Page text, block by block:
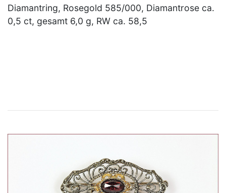
Diamantring, Rosegold 585/000, Diamantrose ca.
0,5 ct, gesamt 6,0 g, RW ca. 58,5